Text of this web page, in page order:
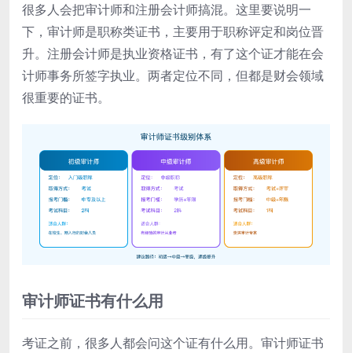
很多人会把审计师和注册会计师搞混。这里要说明一
下，审计师是职称类证书，主要用于职称评定和岗位晋
升。注册会计师是执业资格证书，有了这个证才能在会
计师事务所签字执业。两者定位不同，但都是财会领域
很重要的证书。
审计师证书有什么用
考证之前，很多人都会问这个证有什么用。审计师证书